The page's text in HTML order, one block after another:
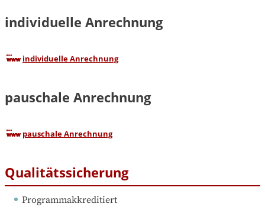
individuelle Anrechnung
individuelle Anrechnung
pauschale Anrechnung
pauschale Anrechnung
Qualitätssicherung
Programmakkreditiert